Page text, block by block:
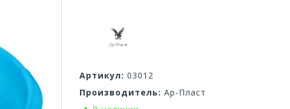
Артикул: 03012
Производитель: Ар-Пласт